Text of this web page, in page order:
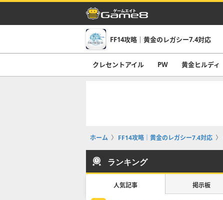
FF14攻略｜黄金のレガシー7.4対応
クレセントアイル PW 黄金ヒルディ
ホーム FF14攻略｜黄金のレガシー7.4対応
ランキング
人気記事 掲示板